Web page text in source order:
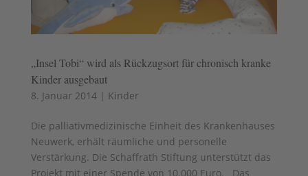
„Insel Tobi“ wird als Rückzugsort für chronisch kranke
Kinder ausgebaut
8. Januar 2014| Kinder
Die palliativmedizinische Einheit des Krankenhauses
Neuwerk, erhält räumliche und personelle
Verstärkung. Die Schaffrath Stiftung unterstützt das
Projekt mit einer Spende von 10.000 Euro. Das